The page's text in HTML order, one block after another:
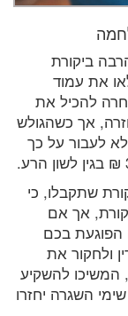
ביקורת
את עמוד
להכיל את
אך כשהגולש
לעבור על כך
שתקבלו, כי
אך אם
הפוגעת בכם
ולחקור את
המשיכו להשקיע
השגרה יחזרו